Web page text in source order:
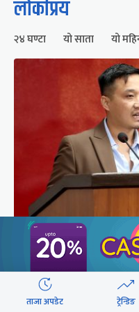
लोकप्रिय
२४ घण्टा यो साता यो
संसद्को रोष्ट्रमबाटै
ताजा अपडेट ट्रेन्डिङ